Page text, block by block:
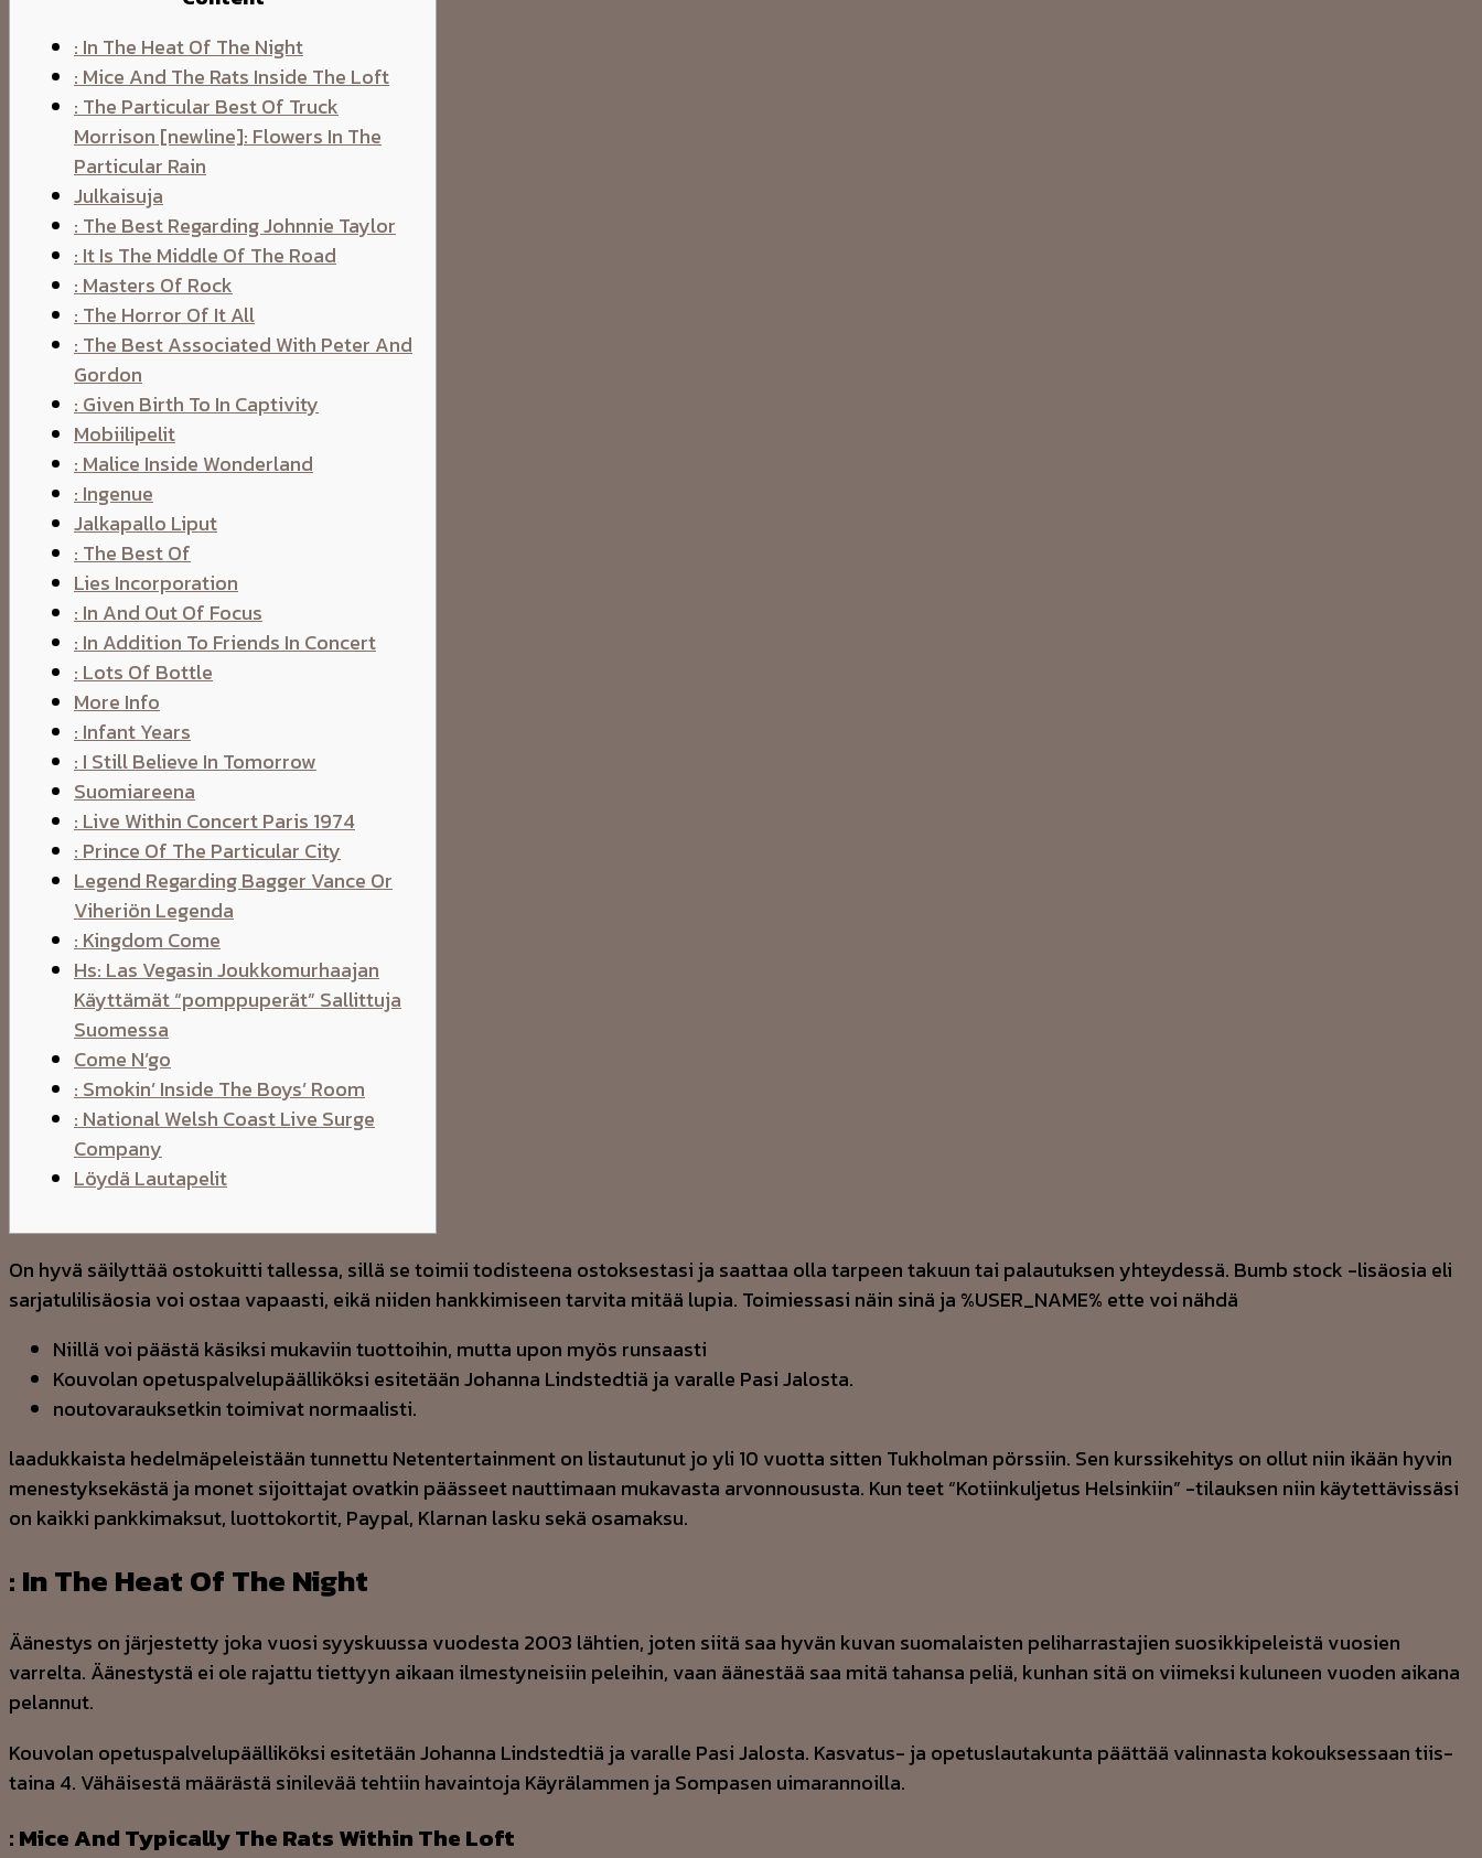
: In The Heat Of The Night
: Mice And The Rats Inside The Loft
: The Particular Best Of Truck
Morrison [newline]: Flowers In The
Particular Rain
Julkaisuja
: The Best Regarding Johnnie Taylor
: It Is The Middle Of The Road
: Masters Of Rock
: The Horror Of It All
: The Best Associated With Peter And
Gordon
: Given Birth To In Captivity
Mobiilipelit
: Malice Inside Wonderland
: Ingenue
Jalkapallo Liput
: The Best Of
Lies Incorporation
: In And Out Of Focus
: In Addition To Friends In Concert
: Lots Of Bottle
More Info
: Infant Years
: I Still Believe In Tomorrow
Suomiareena
: Live Within Concert Paris 1974
: Prince Of The Particular City
Legend Regarding Bagger Vance Or
Viheriön Legenda
: Kingdom Come
Hs: Las Vegasin Joukkomurhaajan
Käyttämät “pomppuperät” Sallittuja
Suomessa
Come N’go
: Smokin’ Inside The Boys’ Room
: National Welsh Coast Live Surge
Company
Löydä Lautapelit
On hyvä säilyttää ostokuitti tallessa, sillä se toimii todisteena ostoksestasi ja saattaa olla tarpeen takuun tai palautuksen yhteydessä. Bumb stock -lisäosia eli
sarjatulilisäosia voi ostaa vapaasti, eikä niiden hankkimiseen tarvita mitää lupia. Toimiessasi näin sinä ja %USER_NAME% ette voi nähdä
Niillä voi päästä käsiksi mukaviin tuottoihin, mutta upon myös runsaasti
Kou­vo­lan ope­tus­pal­ve­lu­pääl­li­kök­si esi­te­tään Jo­han­na Linds­ted­tiä ja va­ral­le Pasi Ja­los­ta.
noutovarauksetkin toimivat normaalisti.
laadukkaista hedelmäpeleistään tunnettu Netentertainment on listautunut jo yli 10 vuotta sitten Tukholman pörssiin. Sen kurssikehitys on ollut niin ikään hyvin
menestyksekästä ja monet sijoittajat ovatkin päässeet nauttimaan mukavasta arvonnoususta. Kun teet “Kotiinkuljetus Helsinkiin” -tilauksen niin käytettävissäsi
on kaikki pankkimaksut, luottokortit, Paypal, Klarnan lasku sekä osamaksu.
: In The Heat Of The Night
Äänestys on järjestetty joka vuosi syyskuussa vuodesta 2003 lähtien, joten siitä saa hyvän kuvan suomalaisten peliharrastajien suosikkipeleistä vuosien
varrelta. Äänestystä ei ole rajattu tiettyyn aikaan ilmestyneisiin peleihin, vaan äänestää saa mitä tahansa peliä, kunhan sitä on viimeksi kuluneen vuoden aikana
pelannut.
Kou­vo­lan ope­tus­pal­ve­lu­pääl­li­kök­si esi­te­tään Jo­han­na Linds­ted­tiä ja va­ral­le Pasi Ja­los­ta. Kas­va­tus- ja ope­tus­lau­ta­kun­ta päät­tää va­lin­nas­ta ko­kouk­ses­saan tiis­
tai­na 4. Vähäisestä määrästä sinilevää tehtiin havaintoja Käyrälammen ja Sompasen uimarannoilla.
: Mice And Typically The Rats Within The Loft